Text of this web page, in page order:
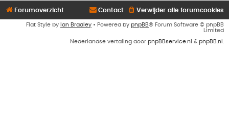
Forumoverzicht Verwijder alle forumcookies
Contact
Flat Style by Ian Bradley • Powered by phpBB® Forum Software © phpBB
Limited
Nederlandse vertaling door phpBBservice.nl & phpBB.nl